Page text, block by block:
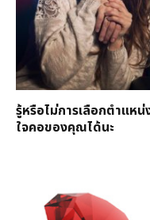
รู้หรือไม่การเลือกตำแห
ใจคอของคุณได้นะ